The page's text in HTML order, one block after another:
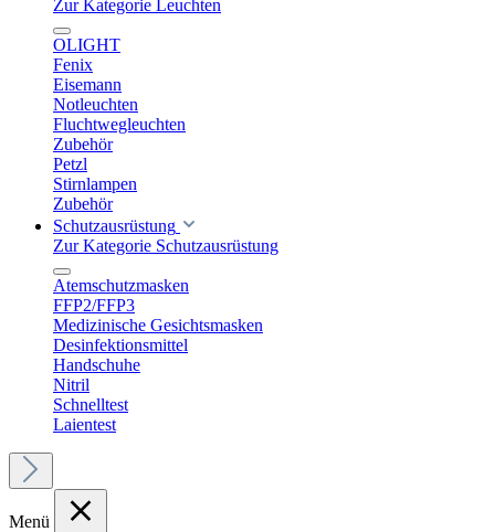
Zur Kategorie Leuchten
OLIGHT
Fenix
Eisemann
Notleuchten
Fluchtwegleuchten
Zubehör
Petzl
Stirnlampen
Zubehör
Schutzausrüstung
Zur Kategorie Schutzausrüstung
Atemschutzmasken
FFP2/FFP3
Medizinische Gesichtsmasken
Desinfektionsmittel
Handschuhe
Nitril
Schnelltest
Laientest
Menü